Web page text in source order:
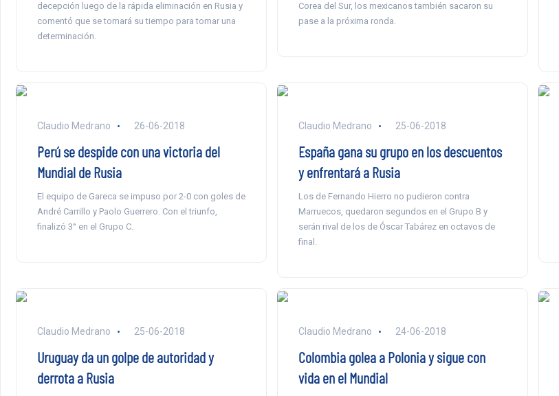
decepción luego de la rápida eliminación en Rusia y
comentó que se tomará su tiempo para tomar una
determinación.
Corea del Sur, los mexicanos también sacaron su
pase a la próxima ronda.
Claudio Medrano 26-06-2018
Perú se despide con una victoria del
Mundial de Rusia
El equipo de Gareca se impuso por 2-0 con goles de
André Carrillo y Paolo Guerrero. Con el triunfo,
finalizó 3° en el Grupo C.
Claudio Medrano 25-06-2018
España gana su grupo en los descuentos
y enfrentará a Rusia
Los de Fernando Hierro no pudieron contra
Marruecos, quedaron segundos en el Grupo B y
serán rival de los de Óscar Tabárez en octavos de
final.
Claudio Medrano 25-06-2018
Uruguay da un golpe de autoridad y
derrota a Rusia
Claudio Medrano 24-06-2018
Colombia golea a Polonia y sigue con
vida en el Mundial